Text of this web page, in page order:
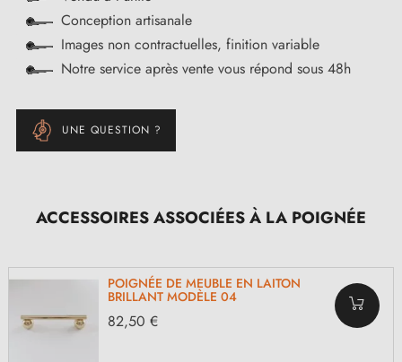
Conception artisanale
Images non contractuelles, finition variable
Notre service après vente vous répond sous 48h
UNE QUESTION ?
ACCESSOIRES ASSOCIÉES À LA POIGNÉE
POIGNÉE DE MEUBLE EN LAITON
BRILLANT MODÈLE 04
82,50 €